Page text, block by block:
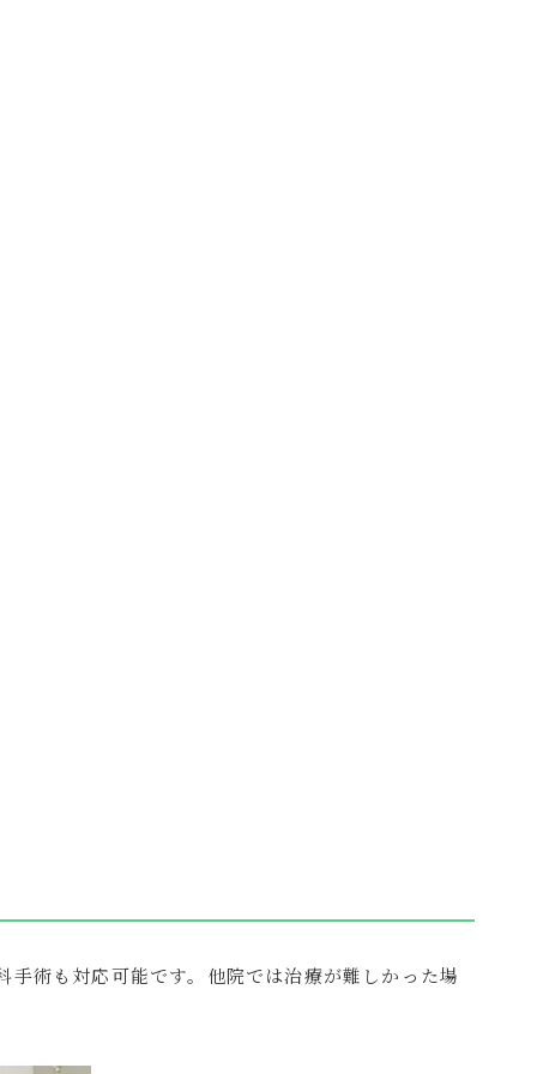
術も対応可能です。他院では治療が難しかった場